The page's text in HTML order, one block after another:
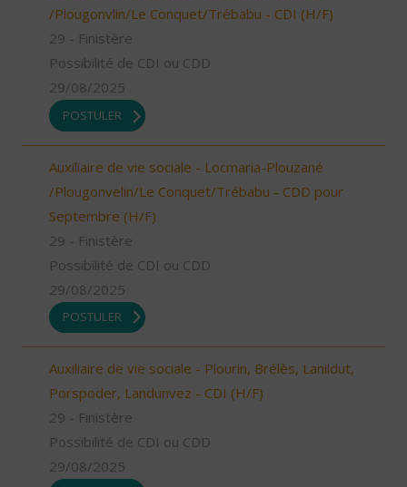
/Plougonvlin/Le Conquet/Trébabu - CDI (H/F)
29 - Finistère
Possibilité de CDI ou CDD
29/08/2025
POSTULER
Auxiliaire de vie sociale - Locmaria-Plouzané
/Plougonvelin/Le Conquet/Trébabu - CDD pour
Septembre (H/F)
29 - Finistère
Possibilité de CDI ou CDD
29/08/2025
POSTULER
Auxiliaire de vie sociale - Plourin, Brélès, Lanildut,
Porspoder, Landunvez - CDI (H/F)
29 - Finistère
Possibilité de CDI ou CDD
29/08/2025